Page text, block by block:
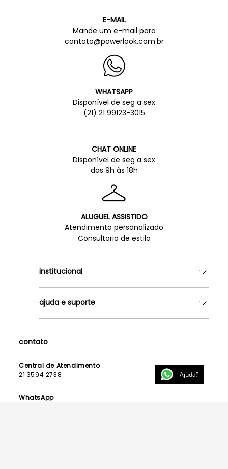
Ajuda?
E-MAIL
Mande um e-mail para
contato@powerlook.com.br
WHATSAPP
Disponível de seg a sex
(21) 21 99123-3015
CHAT ONLINE
Disponível de seg a sex
das 9h às 18h
ALUGUEL ASSISTIDO
Atendimento personalizado
Consultoria de estilo
institucional
Lojas
Como Funciona
Lista de Formandas
ajuda e suporte
Política de Privacidade
contato
Central de Atendimento
21 3594 2738
WhatsApp